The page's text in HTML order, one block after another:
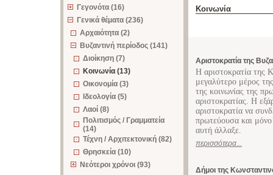
Γεγονότα (16)
Γενικά θέματα (236)
Αρχαιότητα (2)
Βυζαντινή περίοδος (141)
Διοίκηση (7)
Κοινωνία (13)
Οικονομία (3)
Ιδεολογία (5)
Λαοί (8)
Πολιτισμός / Γραμματεία
(14)
Τέχνη / Αρχιτεκτονική (82)
Θρησκεία (10)
Νεότεροι χρόνοι (93)
Κοινωνία
Αριστοκρατία της
Η αριστοκρατία της
μεγαλύτερο μέρος
της κοινωνίας της
αριστοκρατίας. Η
αριστοκρατία να
πρωτεύουσα και
αυτή άλλαξε.
περισσότερα...
Δήμοι της